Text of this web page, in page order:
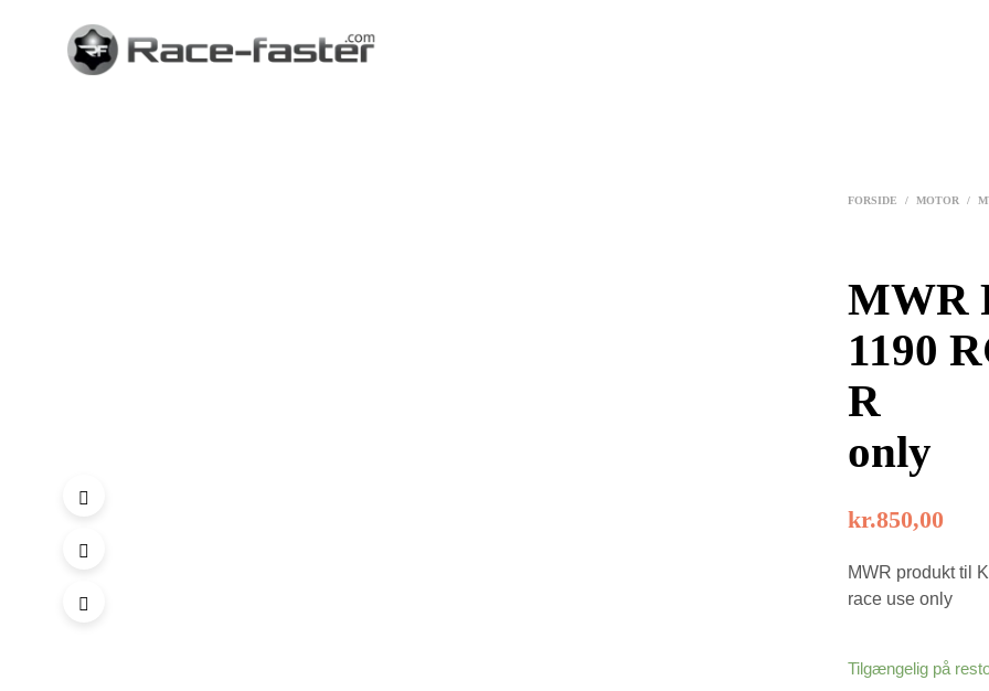
FORSIDE / MOTOR /
MWR
1190
R
only
kr.850,00
MWR produkt
race use only
Tilgængelig på